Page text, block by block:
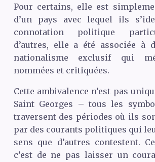
Pour certains, elle est
d’un pays avec lequel ils
connotation politique
d’autres, elle a été associée à
nationalisme exclusif qui
nommées et critiquées.
Cette ambivalence n’est pas
Saint Georges – tous les
traversent des périodes où ils
par des courants politiques qui
sens que d’autres contestent.
c’est de ne pas laisser un